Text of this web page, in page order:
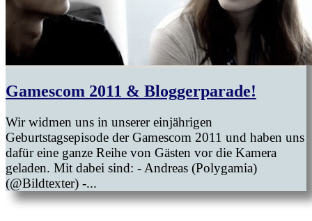
Gamescom 2011 & Bloggerparade!
Wir widmen uns in unserer einjährigen
Geburtstagsepisode der Gamescom 2011 und haben uns
dafür eine ganze Reihe von Gästen vor die Kamera
geladen. Mit dabei sind: - Andreas (Polygamia)
(@Bildtexter) -...